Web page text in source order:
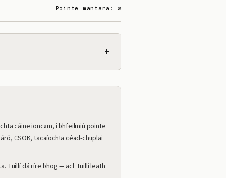
Pointe mantara: ∅
+
cáine ioncam, i bhfeilmiú pointe
CSOK, tacaíochta céad-chuplai
Tuillí dáiríre bhog — ach tuillí leath